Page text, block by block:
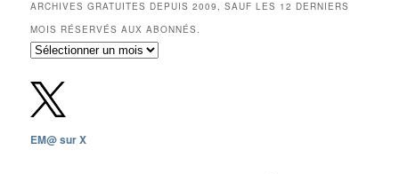
ARCHIVES GRATUITES DEPUIS 2009, SAUF LES 12 DERNIERS
MOIS RÉSERVÉS AUX ABONNÉS.
Archives
depuis
2009,
sauf
les
EM@ sur X